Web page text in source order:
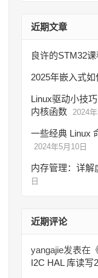
近期文章
良许的STM32
2025年嵌入式如
Linux驱动小技
内核函数 2024
一些经典 Linux
2024年5月10日
内存管理：详解
日
近期评论
yangajie发表在
I2C HAL 库读写